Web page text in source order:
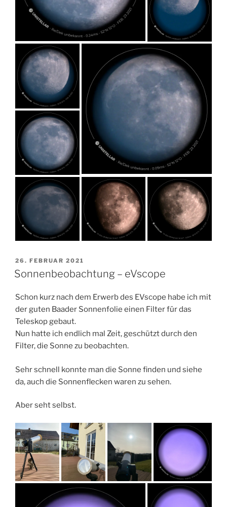
VERÖFFENTLICHT
AM
26. FEBRUAR 2021
Sonnenbeobachtung – eVscope
Schon kurz nach dem Erwerb des EVscope habe ich mit
der guten Baader Sonnenfolie einen Filter für das
Teleskop gebaut.
Nun hatte ich endlich mal Zeit, geschützt durch den
Filter, die Sonne zu beobachten.
Sehr schnell konnte man die Sonne finden und siehe
da, auch die Sonnenflecken waren zu sehen.
Aber seht selbst.